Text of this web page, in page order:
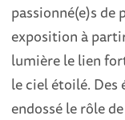
passionné(e)s
exposition à
lumière le lien
le ciel étoilé. Des
endossé le rôle